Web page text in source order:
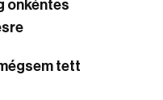
önkéntes
tett